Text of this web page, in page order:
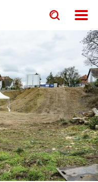
Toggle
search
Toggle
search